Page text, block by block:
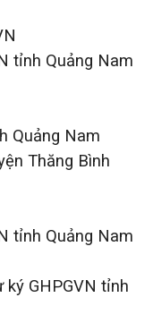
tỉnh Quảng Nam
Quảng Nam
Thăng Bình
tỉnh Quảng Nam
ký GHPGVN tỉnh